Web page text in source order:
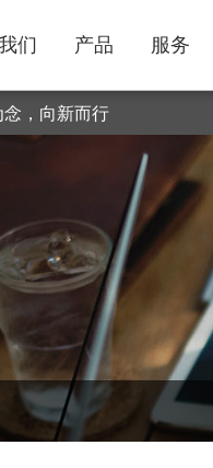
们 产品 服务
，向新而行